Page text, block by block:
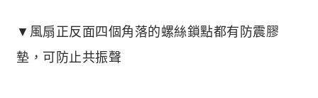
▼風扇正反面四個角落的螺絲鎖點都有防震膠
墊，可防止共振聲